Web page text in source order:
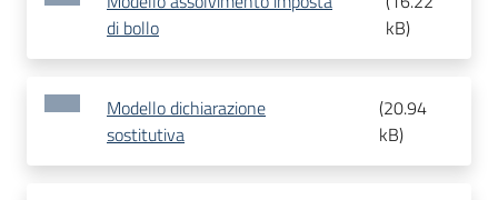
di bollo
kB)
Modello dichiarazione
sostitutiva
(20.94
kB)